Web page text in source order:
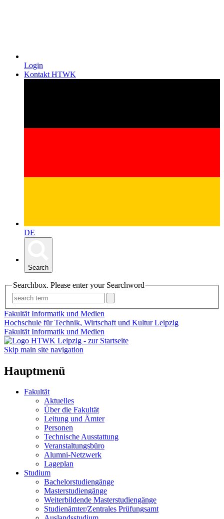
Login
Kontakt HTWK
DE
Search
Searchbox. Please enter your Searchword
Fakultät Informatik und Medien
Hochschule für Technik, Wirtschaft und Kultur Leipzig
Fakultät Informatik und Medien
Skip main site navigation
Hauptmenü
Fakultät
Aktuelles
Über die Fakultät
Leitung und Ämter
Personen
Technische Ausstattung
Veranstaltungsbüro
Alumni-Netzwerk
Lageplan
Studium
Bachelorstudiengänge
Masterstudiengänge
Weiterbildende Masterstudiengänge
Studienämter/Zentrales Prüfungsamt